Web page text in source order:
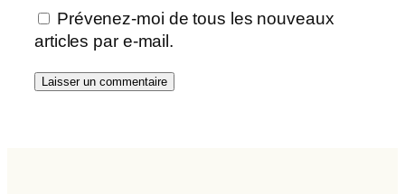
Prévenez-moi de tous les nouveaux
articles par e-mail.